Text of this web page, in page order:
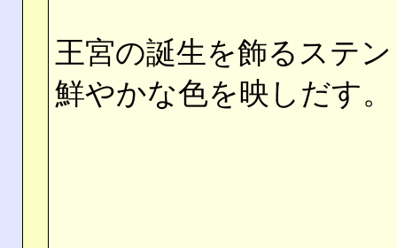
王宮の誕生を飾るステ
鮮やかな色を映しだす。